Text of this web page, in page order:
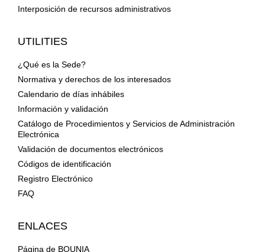
Interposición de recursos administrativos
UTILITIES
¿Qué es la Sede?
Normativa y derechos de los interesados
Calendario de días inhábiles
Información y validación
Catálogo de Procedimientos y Servicios de Administración
Electrónica
Validación de documentos electrónicos
Códigos de identificación
Registro Electrónico
FAQ
ENLACES
Página de BOUNIA